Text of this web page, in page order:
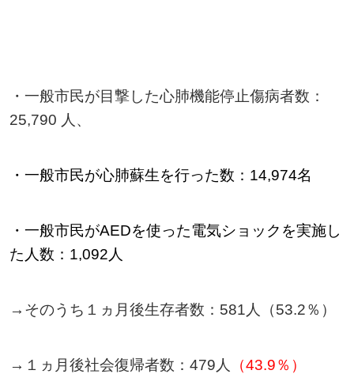
・一般市民が目撃した心肺機能停止傷病者数：
25,790 人、
・一般市民が心肺蘇生を行った数：14,974名
・一般市民がAEDを使った電気ショックを実施し
た人数：1,092人
→ そのうち１ヵ月後生存者数：581人（53.2％）
→ １ヵ月後社会復帰者数：479人 （43.9％）